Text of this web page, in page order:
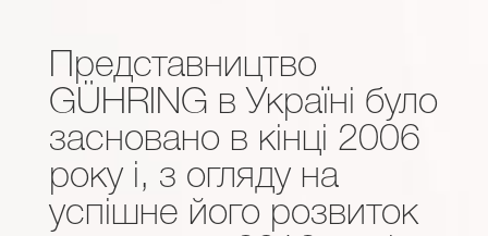
Представництво
GÜHRING в Україні було
засновано в кінці 2006
року і, з огляду на
успішне його розвиток